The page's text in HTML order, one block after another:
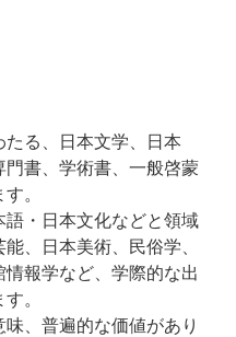
る、日本文学、日本
書、学術書、一般啓蒙
。
語・日本文化などと領域
、日本美術、民俗学、
報学など、学際的な出
。
、普遍的な価値があり